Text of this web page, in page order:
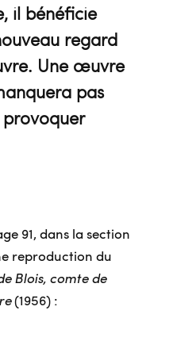
il bénéficie
regard
Une œuvre
pas
provoquer
91, dans la section
reproduction du
Blois, comte de
(1956) :